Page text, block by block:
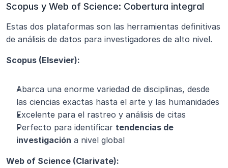
Scopus y Web of Science: Cobertura integral
Estas dos plataformas son las herramientas definitivas
de análisis de datos para investigadores de alto nivel.
Scopus (Elsevier):
Abarca una enorme variedad de disciplinas, desde
las ciencias exactas hasta el arte y las humanidades
Excelente para el rastreo y análisis de citas
Perfecto para identificar tendencias de
investigación a nivel global
Web of Science (Clarivate):